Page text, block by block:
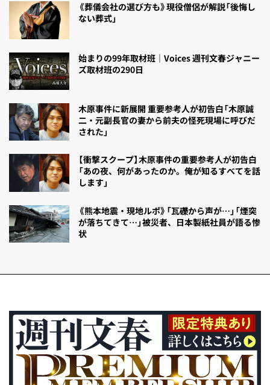
《葬儀会社の選び方も》現役僧侶が解説「後悔し
ない葬式」
始まりの99年取材班｜Voices 週刊文春ジャニー
ズ取材班の290日
木原事件に新展開 重要参考人が初告白「木原誠
二・元副長官の妻から前夫の怪死現場に呼びだ
された」
【衝撃スクープ】木原事件の重要参考人が初告白
「あの夜、何があったのか。俺が知るすべてを話
します」
《熊本地震・現地ルポ》「瓦礫から声が…」「煙突
が落ちてきて…」被災者、日本製紙社員が語る惨
状